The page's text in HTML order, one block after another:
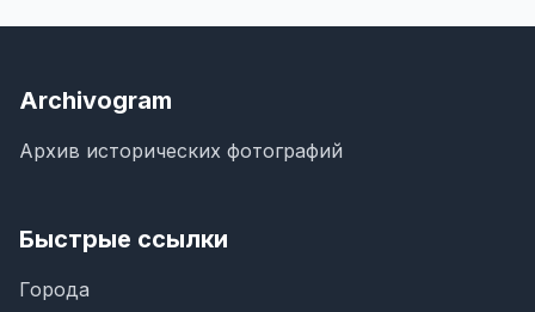
Archivogram
Архив исторических фотографий
Быстрые ссылки
Города